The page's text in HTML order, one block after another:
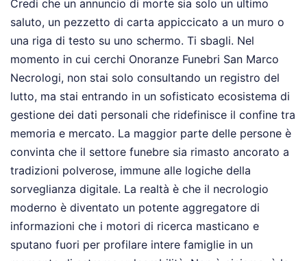
Credi che un annuncio di morte sia solo un ultimo
saluto, un pezzetto di carta appiccicato a un muro o
una riga di testo su uno schermo. Ti sbagli. Nel
momento in cui cerchi Onoranze Funebri San Marco
Necrologi, non stai solo consultando un registro del
lutto, ma stai entrando in un sofisticato ecosistema di
gestione dei dati personali che ridefinisce il confine tra
memoria e mercato. La maggior parte delle persone è
convinta che il settore funebre sia rimasto ancorato a
tradizioni polverose, immune alle logiche della
sorveglianza digitale. La realtà è che il necrologio
moderno è diventato un potente aggregatore di
informazioni che i motori di ricerca masticano e
sputano fuori per profilare intere famiglie in un